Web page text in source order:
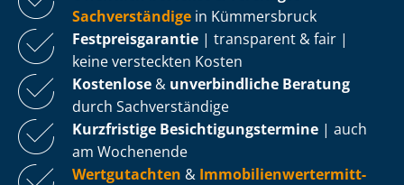
Sachverständige in Kümmersbruck
Fest­preis­ga­ran­tie | transparent & fair |
keine versteckten Kosten
Kostenlose & unverbindliche Beratung
durch Sachverständige
Kurzfristige Be­sich­ti­gungs­ter­mi­ne | auch
am Wochenende
Wertgutachten & Im­mo­bi­li­en­wert­ermitt­